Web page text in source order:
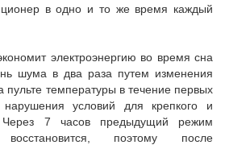
в одно и то же время каждый
электроэнергию во время сна
шума в два раза путем изменения
пульте температуры в течение первых
условий для крепкого и
Через 7 часов предыдущий режим
восстановится, поэтому после